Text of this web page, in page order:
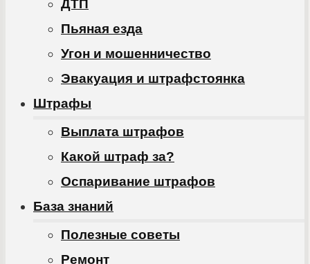
ДТП
Пьяная езда
Угон и мошенничество
Эвакуация и штрафстоянка
Штрафы
Выплата штрафов
Какой штраф за?
Оспаривание штрафов
База знаний
Полезные советы
Ремонт